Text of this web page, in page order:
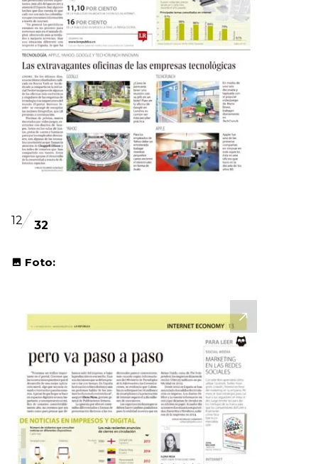
12 32
Foto: